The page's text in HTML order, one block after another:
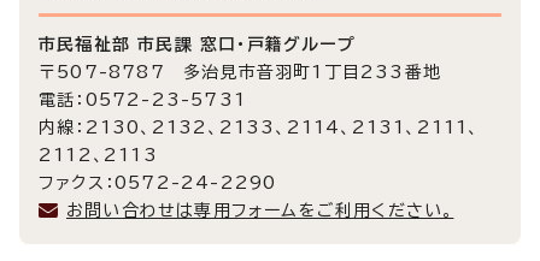
市民福祉部 市民課 窓口・戸籍グループ
〒507-8787 多治見市音羽町1丁目233番地
電話：0572-23-5731
内線：2130、2132、2133、2114、2131、2111、
2112、2113
ファクス：0572-24-2290
お問い合わせは専用フォームをご利用ください。